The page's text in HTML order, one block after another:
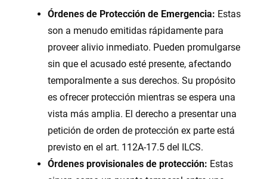
Órdenes de Protección de Emergencia: Estas
son a menudo emitidas rápidamente para
proveer alivio inmediato. Pueden promulgarse
sin que el acusado esté presente, afectando
temporalmente a sus derechos. Su propósito
es ofrecer protección mientras se espera una
vista más amplia. El derecho a presentar una
petición de orden de protección ex parte está
previsto en el art. 112A-17.5 del ILCS.
Órdenes provisionales de protección: Estas